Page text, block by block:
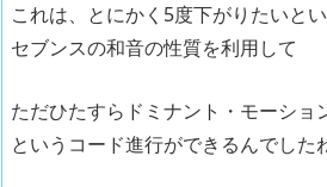
これは、とにかく5度下がりたいと
セブンスの和音の性質を利用して
ただひたすらドミナント・モーショ
というコード進行ができるんでした